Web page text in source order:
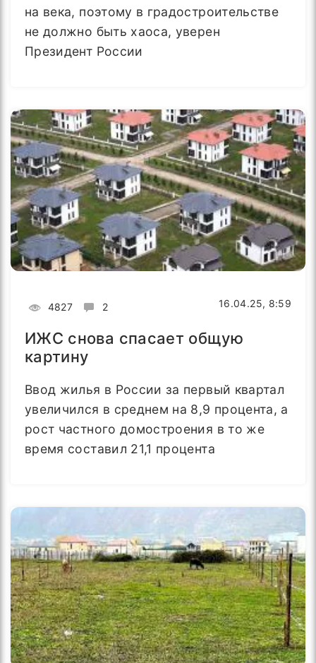
на века, поэтому в градостроительстве
не должно быть хаоса, уверен
Президент России
4827 2 16.04.25, 8:59
ИЖС снова спасает общую
картину
Ввод жилья в России за первый квартал
увеличился в среднем на 8,9 процента, а
рост частного домостроения в то же
время составил 21,1 процента